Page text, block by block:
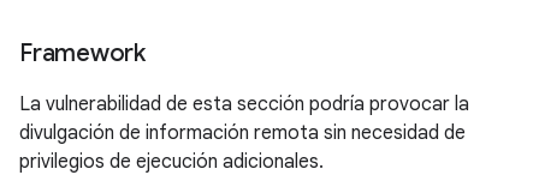
Framework
La vulnerabilidad de esta sección podría provocar la
divulgación de información remota sin necesidad de
privilegios de ejecución adicionales.